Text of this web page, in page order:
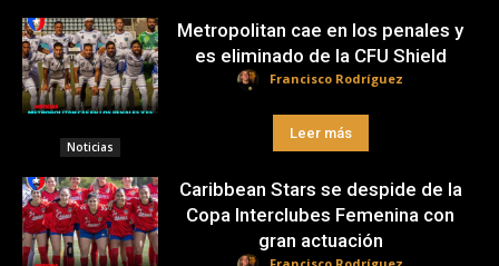
Noticias
Metropolitan cae en los penales y
es eliminado de la CFU Shield
Francisco Rodríguez
Leer más
Caribbean Stars se despide de la
Copa Interclubes Femenina con
gran actuación